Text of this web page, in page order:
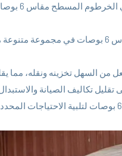
تقليل
تعدد الاستخدامات: يمكن استخدام خرطوم مسطح
السهل تخزينه ونقله، مما
تكاليف الصيانة
قابل للتخصيص: يمكن تخصيص خرطوم مسطح مقاس 6 بوصات